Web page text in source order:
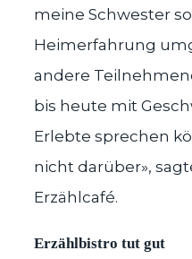
meine Schwester
Heimerfahrung
andere
bis heute mit
Erlebte sprechen
nicht darüber»,
Erzählcafé.
Erzählbistro tut gut